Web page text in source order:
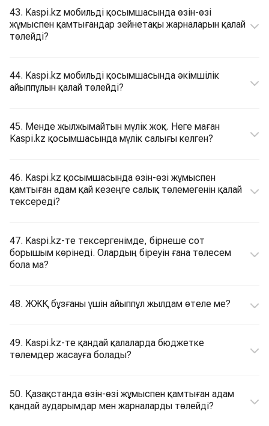
43. Kaspi.kz мобильді қосымшасында өзін-өзі
жұмыспен қамтығандар зейнетақы жарналарын қалай
төлейді?
44. Kaspi.kz мобильді қосымшасында әкімшілік
айыппұлын қалай төлейді?
45. Менде жылжымайтын мүлік жоқ. Неге маған
Kaspi.kz қосымшасында мүлік салығы келген?
46. Kaspi.kz қосымшасында өзін-өзі жұмыспен
қамтыған адам қай кезеңге салық төлемегенін қалай
тексереді?
47. Kaspi.kz-те тексергенімде, бірнеше сот
борышым көрінеді. Олардың біреуін ғана төлесем
бола ма?
48. ЖЖҚ бұзғаны үшін айыппұл жылдам өтеле ме?
49. Kaspi.kz-те қандай қалаларда бюджетке
төлемдер жасауға болады?
50. Қазақстанда өзін-өзі жұмыспен қамтыған адам
қандай аударымдар мен жарналарды төлейді?